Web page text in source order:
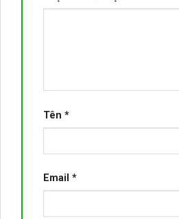
Tên *
Email *